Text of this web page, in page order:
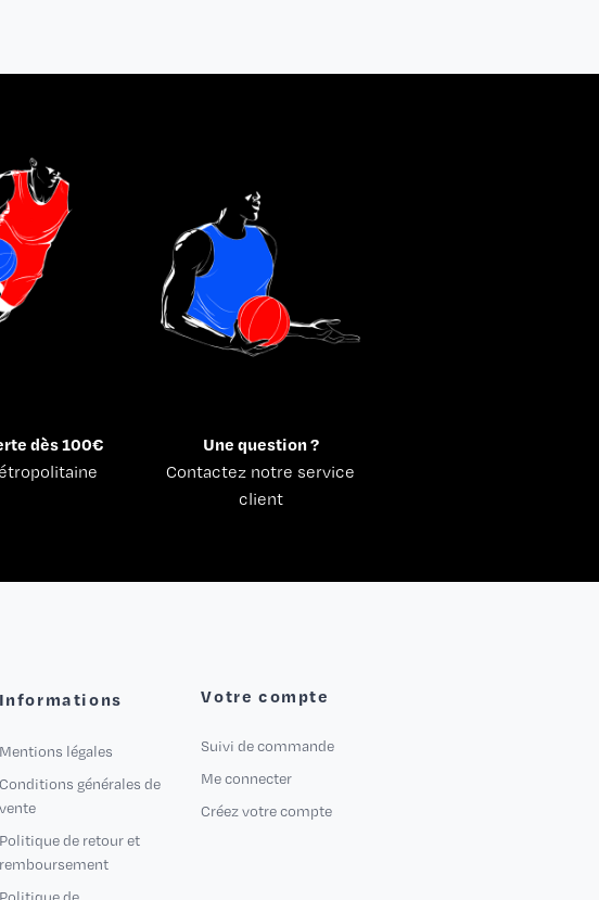
dès 100€
Une question ?
Contactez notre service
client
Informations
Mentions légales
Conditions générales de
vente
Politique de retour et
remboursement
Votre compte
Suivi de commande
Me connecter
Créez votre compte